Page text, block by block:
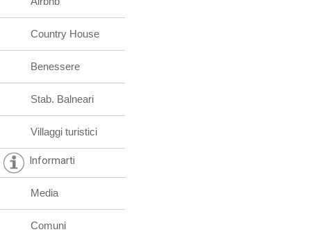
Country House
Benessere
Stab. Balneari
Villaggi turistici
Informarti
Media
Comuni